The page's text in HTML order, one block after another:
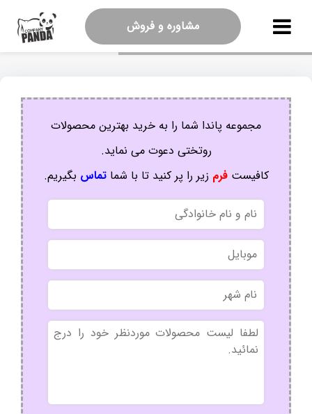
مشاوره و فروش
مجموعه پاندا شما را به خرید بهترین محصولات
روتختی دعوت می نماید.
کافیستفرم زیر را پر کنید تا با شماتماس بگیریم.
نام
و
نام
خانوادگی
موبایل
نام
شهر
بدون
عنوان